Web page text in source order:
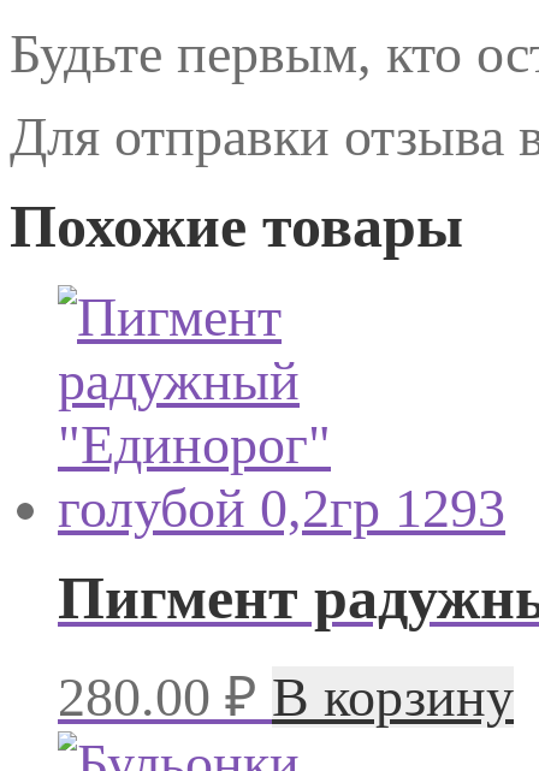
Будьте первым, кто
Для отправки отзыва
Похожие товары
Пигмент
280.00 ₽ В корзину